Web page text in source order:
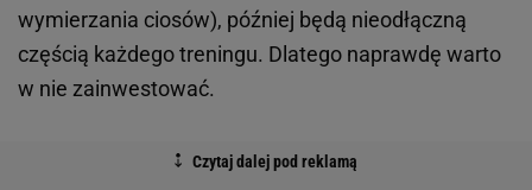
wymierzania ciosów), później będą nieodłączną
częścią każdego treningu. Dlatego naprawdę warto
w nie zainwestować.